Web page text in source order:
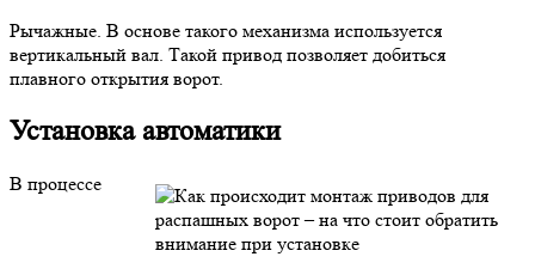
Рычажные. В основе такого механизма используется
вертикальный вал. Такой привод позволяет добиться
плавного открытия ворот.
Установка автоматики
В процессе